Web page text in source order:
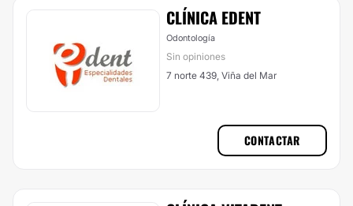
CLÍNICA EDENT
Odontología
Sin opiniones
7 norte 439, Viña del Mar
CONTACTAR